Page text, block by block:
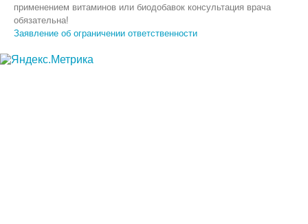
применением витаминов или биодобавок консультация врача
обязательна!
Заявление об ограничении ответственности